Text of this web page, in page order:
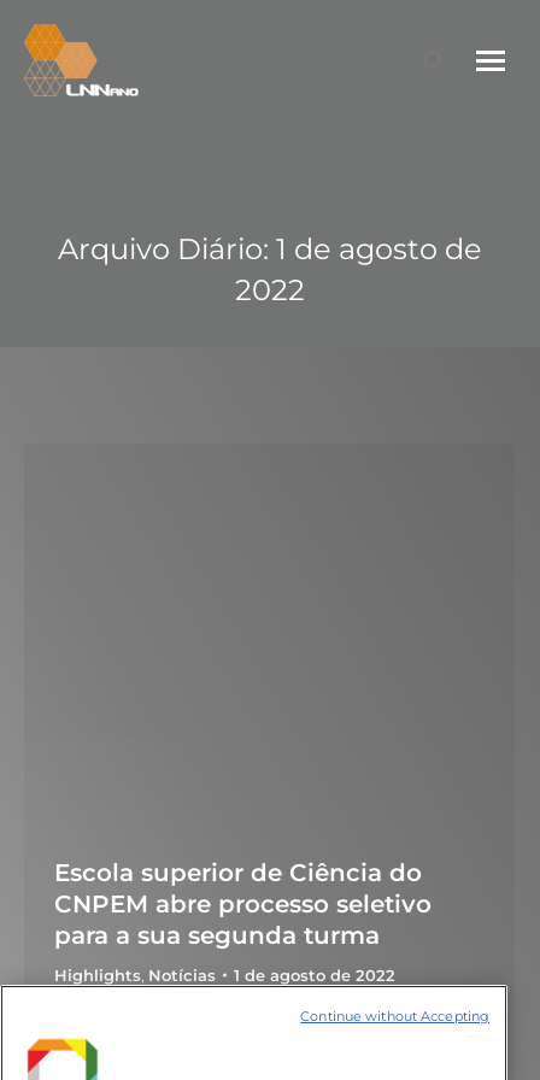
Search:
Arquivo Diário: 1 de agosto de
2022
Escola superior de Ciência do
CNPEM abre processo seletivo
para a sua segunda turma
Highlights, Notícias 1 de agosto de 2022
Inscrições podem ser feitas gratuitamente
a partir de 1º de agosto no site da Ilum; serão
oferecidas 40 vagas, metade para alunos da
Continue without Accepting